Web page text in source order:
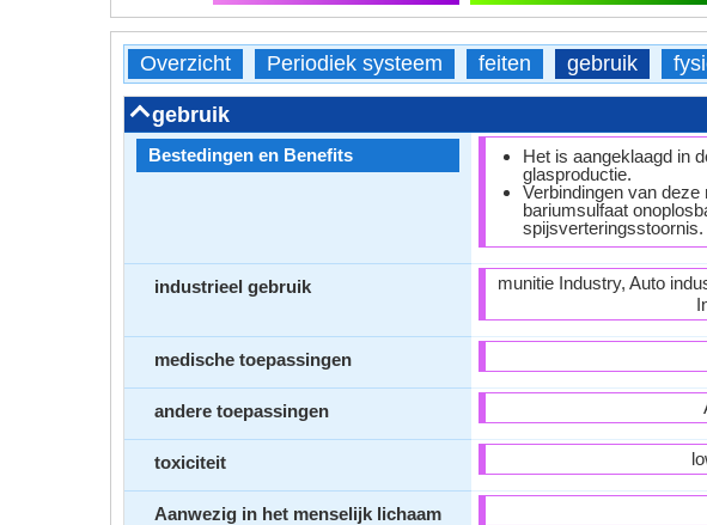
Overzicht Periodiek systeem feiten gebruik
gebruik
Bestedingen en Benefits
industrieel gebruik
medische toepassingen
andere toepassingen
toxiciteit
Aanwezig in het menselijk lichaam
Het is aangeklaagd in
glasproductie.
Verbindingen van
bariumsulfaat
spijsverteringsstoornis.
munitie Industry, Auto